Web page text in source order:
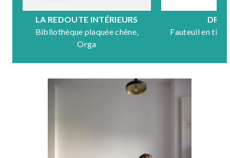
LA REDOUTE INTÉRIEURS
Bibliothèque plaquée chêne,
Orga
Fauteuil en